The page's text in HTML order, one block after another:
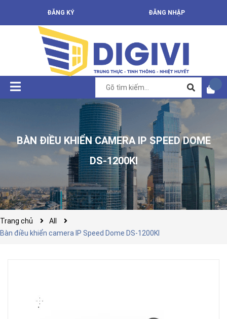
ĐĂNG KÝ ĐĂNG NHẬP
BÀN ĐIỀU KHIỂN CAMERA IP SPEED DOME
DS-1200KI
Trang chủ
All
Bàn điều khiển camera IP Speed Dome DS-1200KI